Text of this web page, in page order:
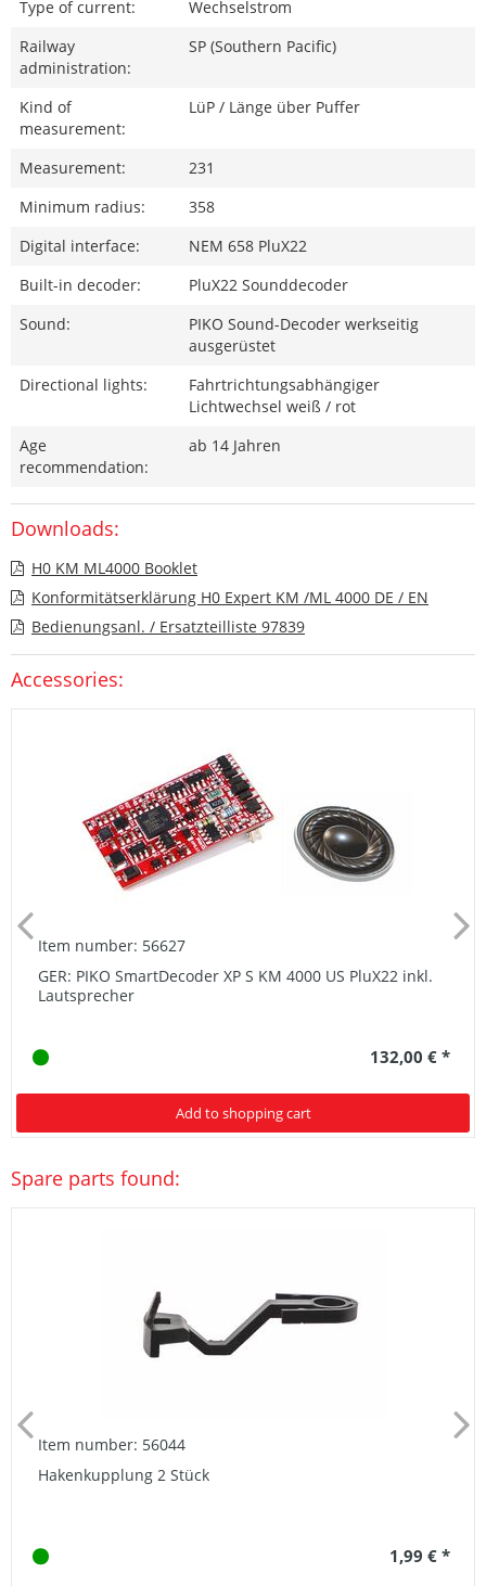
Type of current:
Wechselstrom
Railway
administration:
SP (Southern Pacific)
Kind of
measurement:
LüP / Länge über Puffer
Measurement:
231
Minimum radius:
358
Digital interface:
NEM 658 PluX22
Built-in decoder:
PluX22 Sounddecoder
Sound:
PIKO Sound-Decoder werkseitig
ausgerüstet
Directional lights:
Fahrtrichtungsabhängiger
Lichtwechsel weiß / rot
Age
recommendation:
ab 14 Jahren
Downloads:
H0 KM ML4000 Booklet
Konformitätserklärung H0 Expert KM /ML 4000 DE / EN
Bedienungsanl. / Ersatzteilliste 97839
Accessories:
Item number: 56627
GER: PIKO SmartDecoder XP S KM 4000 US PluX22 inkl.
Lautsprecher
132,00 € *
Add to shopping cart
Spare parts found:
Item number: 56044
Hakenkupplung 2 Stück
1,99 € *